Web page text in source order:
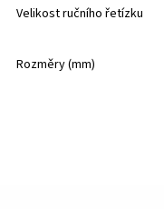
Velikost ručního řetízku​
Rozměry (mm)​